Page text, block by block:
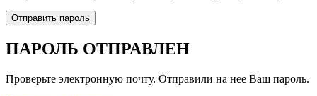
Отправить пароль
ПАРОЛЬ ОТПРАВЛЕН
Проверьте электронную почту. Отправили на нее Ваш пароль.